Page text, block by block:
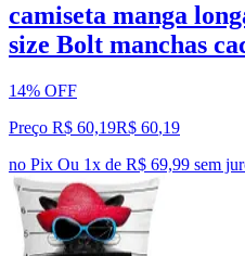
camiseta manga
size Bolt manchas
14% OFF
Preço R$ 60,19R$ 60,19
no Pix Ou 1x de R$ 69,99 sem